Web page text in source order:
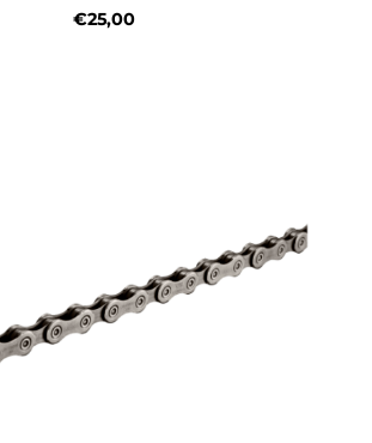
€25,00